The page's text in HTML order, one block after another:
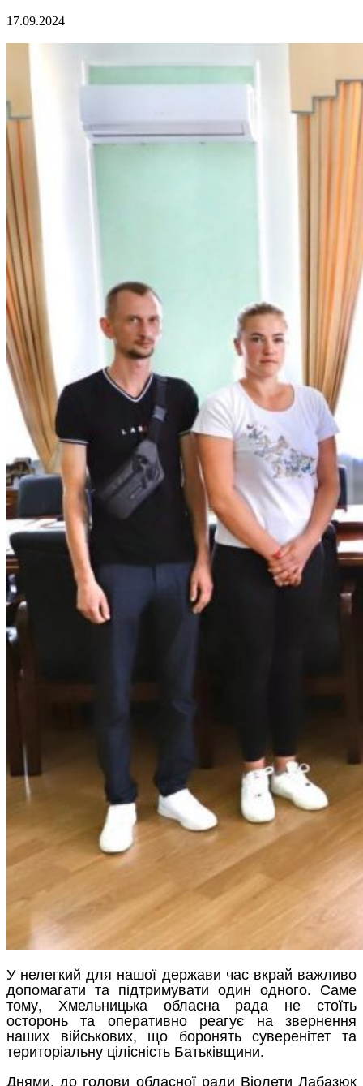
17.09.2024
У нелегкий для нашої держави час вкрай важливо
допомагати та підтримувати один одного. Саме
тому, Хмельницька обласна рада не стоїть
осторонь та оперативно реагує на звернення
наших військових, що боронять суверенітет та
територіальну цілісність Батьківщини.
Днями, до голови обласної ради Віолети Лабазюк